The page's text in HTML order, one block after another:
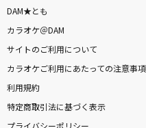
DAM★とも
カラオケ＠DAM
サイトのご利用について
カラオケご利用にあたっての注意事項
利用規約
特定商取引法に基づく表示